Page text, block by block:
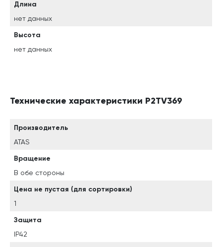
Длина
нет данных
Высота
нет данных
Технические характеристики P2TV369
Производитель
ATAS
Вращение
В обе стороны
Цена не пустая (для сортировки)
1
Защита
IP42